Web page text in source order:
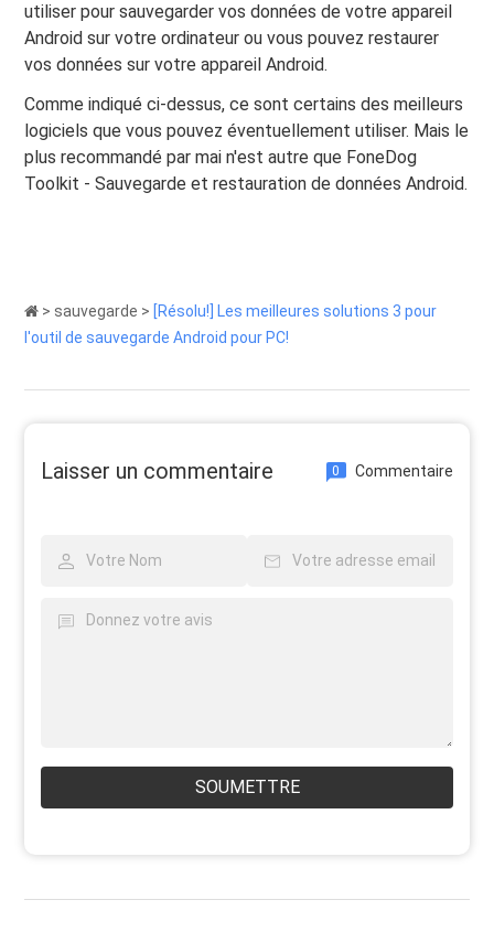
utiliser pour sauvegarder vos données de votre appareil
Android sur votre ordinateur ou vous pouvez restaurer
vos données sur votre appareil Android.
Comme indiqué ci-dessus, ce sont certains des meilleurs
logiciels que vous pouvez éventuellement utiliser. Mais le
plus recommandé par mai n'est autre que FoneDog
Toolkit - Sauvegarde et restauration de données Android.
> sauvegarde > [Résolu!] Les meilleures solutions 3 pour
l'outil de sauvegarde Android pour PC!
Laisser un commentaire 0 Commentaire
SOUMETTRE